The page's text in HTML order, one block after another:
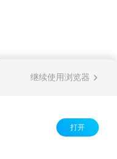
继续使用浏览器
打开